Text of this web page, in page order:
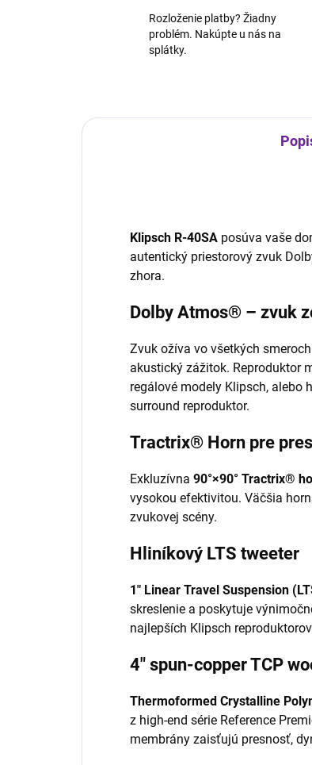
Rozloženie platby? Žiadny
problém. Nakúpte u nás na
splátky.
Klipsch R-40SA posúva vaše
autentický priestorový zvuk
zhora.
Dolby Atmos® – zvuk
Zvuk ožíva vo všetkých
akustický zážitok. Reproduktor
regálové modely Klipsch, alebo
surround reproduktor.
Tractrix® Horn pre
Exkluzívna 90°×90° Tractrix®
vysokou efektivitou. Väčšia
zvukovej scény.
Hliníkový LTS tweeter
1″ Linear Travel Suspension
skreslenie a poskytuje
najlepších Klipsch
4″ spun-copper TCP
Thermoformed Crystalline
z high-end série Reference
membrány zaisťujú presnosť,